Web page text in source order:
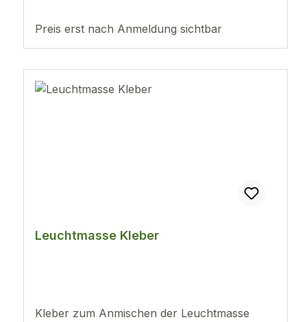
Preis erst nach Anmeldung sichtbar
Leuchtmasse Kleber
Kleber zum Anmischen der Leuchtmasse